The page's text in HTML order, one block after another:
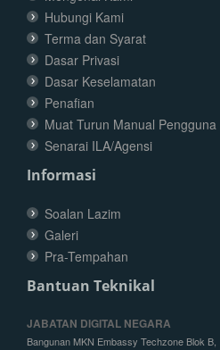
Hubungi Kami
Terma dan Syarat
Dasar Privasi
Dasar Keselamatan
Penafian
Muat Turun Manual Pengguna
Senarai ILA/Agensi
Informasi
Soalan Lazim
Galeri
Pra-Tempahan
Bantuan Teknikal
JABATAN DIGITAL NEGARA
Bangunan MKN Embassy Techzone Blok B,